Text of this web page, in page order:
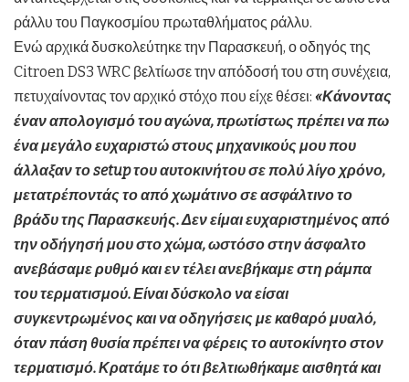
ράλλυ του Παγκοσμίου πρωταθλήματος ράλλυ.
Ενώ αρχικά δυσκολεύτηκε την Παρασκευή, ο οδηγός της
Citroen DS3 WRC βελτίωσε την απόδοσή του στη συνέχεια,
πετυχαίνοντας τον αρχικό στόχο που είχε θέσει: «Κάνοντας
έναν απολογισμό του αγώνα, πρωτίστως πρέπει να πω
ένα μεγάλο ευχαριστώ στους μηχανικούς μου που
άλλαξαν το setup του αυτοκινήτου σε πολύ λίγο χρόνο,
μετατρέποντάς το από χωμάτινο σε ασφάλτινο το
βράδυ της Παρασκευής. Δεν είμαι ευχαριστημένος από
την οδήγησή μου στο χώμα, ωστόσο στην άσφαλτο
ανεβάσαμε ρυθμό και εν τέλει ανεβήκαμε στη ράμπα
του τερματισμού. Είναι δύσκολο να είσαι
συγκεντρωμένος και να οδηγήσεις με καθαρό μυαλό,
όταν πάση θυσία πρέπει να φέρεις το αυτοκίνητο στον
τερματισμό. Κρατάμε το ότι βελτιωθήκαμε αισθητά και